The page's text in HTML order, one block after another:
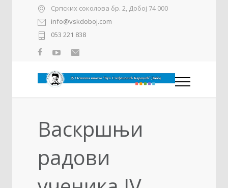
Српских соколова бр. 2, Добој 74 000
info@vskdoboj.com
053 221 838
Васкршњи
радови